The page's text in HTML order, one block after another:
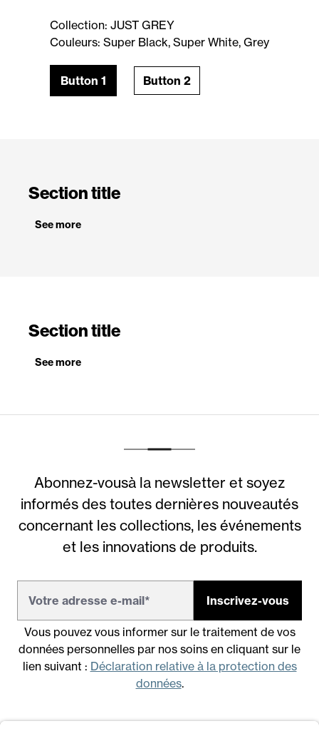
Collection: JUST GREY
Couleurs: Super Black, Super White, Grey
Button 1 Button 2
Section title
See more
Section title
See more
Abonnez-vousà la newsletter et soyez
informés des toutes dernières nouveautés
concernant les collections, les événements
et les innovations de produits.
Inscrivez-vous
Vous pouvez vous informer sur le traitement de vos
données personnelles par nos soins en cliquant sur le
lien suivant : Déclaration relative à la protection des
données.